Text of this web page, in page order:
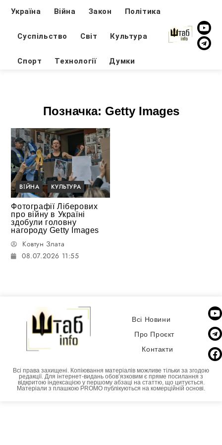
Україна Війна Закон Політика
Суспільство Світ Культура
Спорт Технології Думки
Позначка: Getty Images
ВІЙНА КУЛЬТУРА
Фотографії Ліберових
про війну в Україні
здобули головну
нагороду Getty Images
Ковтун Злата
08.07.2026 11:55
Всі Новини
Про Проєкт
Контакти
Всі права захищені. Копіювання матеріалів можливе тільки за згодою
редакції. Для інтернет-видань обовʼязковим є пряме посилання з
відкритою індексацією у першому абзаці на статтю, що цитується.
Матеріали з плашкою PROMO публікуються на комерційній основі.